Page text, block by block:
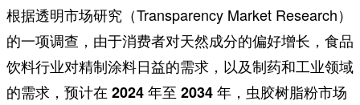
根据透明市场研究（Transparency Market Research）
的一项调查，由于消费者对天然成分的偏好增长，食品
饮料行业对精制涂料日益的需求，以及制药和工业领域
的需求， 预计在 2024 年至 2034 年，虫胶树脂粉市场